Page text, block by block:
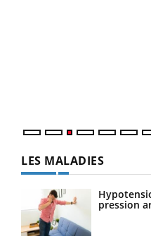
LES MALADIES
pression